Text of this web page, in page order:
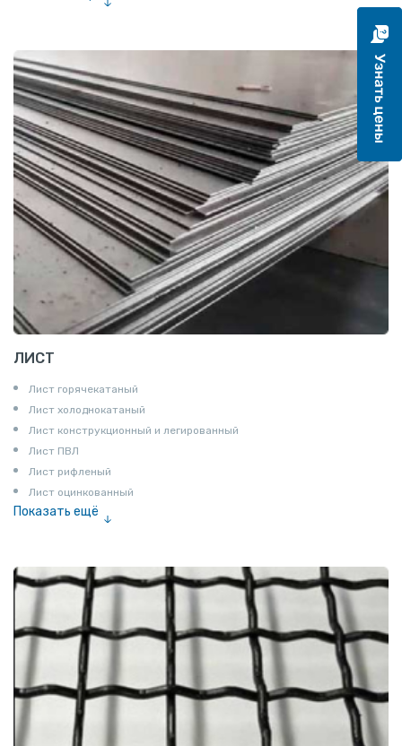
ЛИСТ
Лист горячекатаный
Лист холоднокатаный
Лист конструкционный и легированный
Лист ПВЛ
Лист рифленый
Лист оцинкованный
Показать ещё